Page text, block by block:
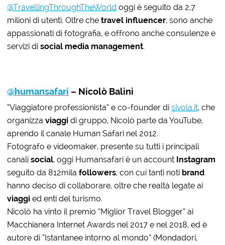
@TravellingThroughTheWorld oggi è seguito da 2,7
milioni di utenti. Oltre chetravel influencer, sono anche
appassionati di fotografia, e offrono anche consulenze e
servizi disocial media management.
@humansafari – Nicolò Balini
“Viaggiatore professionista” e co-founder disivola.it, che
organizzaviaggidi gruppo, Nicolò parte da YouTube,
aprendo il canale Human Safari nel 2012.
Fotografo e videomaker, presente su tutti i principali
canalisocial, oggi Humansafari è un account Instagram
seguito da 812milafollowers, con cui tanti noti brand
hanno deciso di collaborare, oltre che realtà legate ai
viaggied enti del turismo.
Nicolò ha vinto il premio “Miglior Travel Blogger” ai
Macchianera Internet Awards nel 2017 e nel 2018, ed è
autore di “Istantanee intorno al mondo” (Mondadori,